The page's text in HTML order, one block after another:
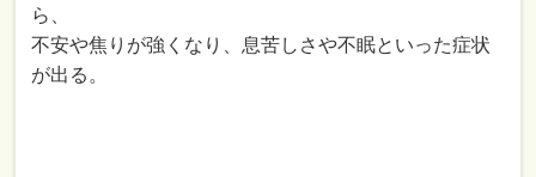
ら、
不安や焦りが強くなり、息苦しさや不眠といった症状
が出る。